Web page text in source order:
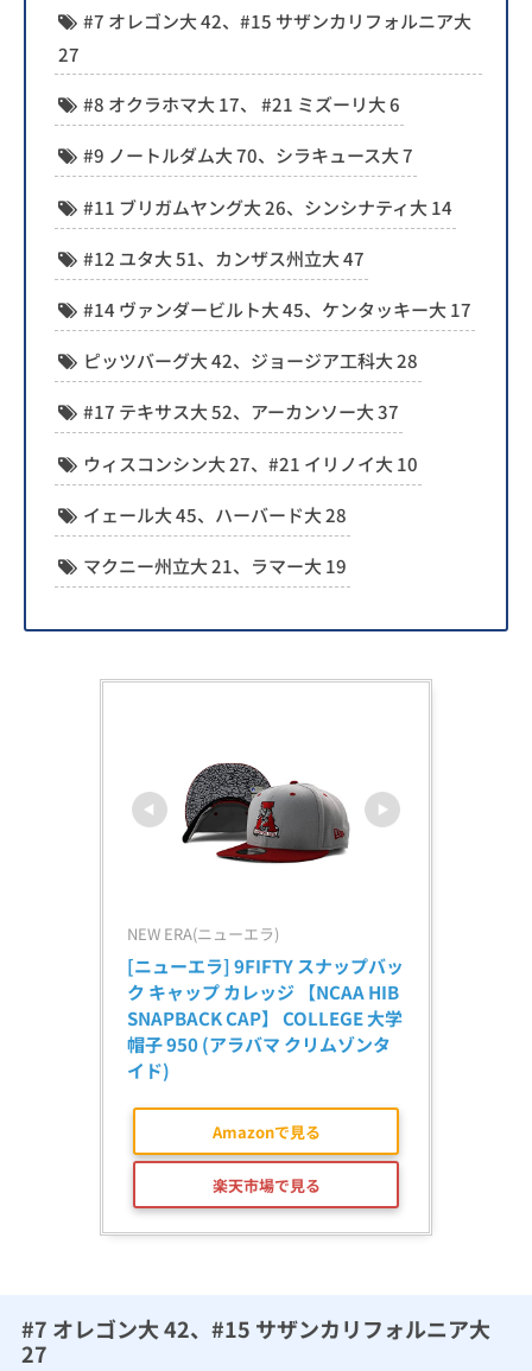
#7 オレゴン大 42、#15 サザンカリフォルニア大
27
#8 オクラホマ大 17、 #21 ミズーリ大 6
#9 ノートルダム大 70、シラキュース大 7
#11 ブリガムヤング大 26、シンシナティ大 14
#12 ユタ大 51、カンザス州立大 47
#14 ヴァンダービルト大 45、ケンタッキー大 17
ピッツバーグ大 42、ジョージア工科大 28
#17 テキサス大 52、アーカンソー大 37
ウィスコンシン大 27、#21 イリノイ大 10
イェール大 45、ハーバード大 28
マクニー州立大 21、ラマー大 19
NEW ERA(ニューエラ)
[ニューエラ] 9FIFTY スナップバッ
ク キャップ カレッジ 【NCAA HIB
SNAPBACK CAP】 COLLEGE 大学
帽子 950 (アラバマ クリムゾンタ
イド)
Amazonで見る
楽天市場で見る
#7 オレゴン大 42、#15 サザンカリフォルニア大
27